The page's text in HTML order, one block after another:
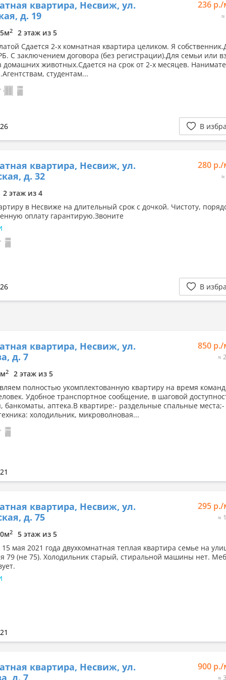
квартира, Несвиж, ул.
д. 19
236
2
2 этаж из 5
Сдается 2-х комнатная квартира целиком. Я
С заключением договора (без регистрации).Для семьи или
домашних животных.Сдается на срок от 2-х месяцев.
студентам...
В
квартира, Несвиж, ул.
д. 32
280
2 этаж из 4
в Несвиже на длительный срок с дочкой. Чистоту,
оплату гарантирую.Звоните
В
квартира, Несвиж, ул.
д. 7
850
≈
2
2 этаж из 5
полностью укомплектованную квартиру на время
Удобное транспортное сообщение, в шаговой
банкоматы, аптека.В квартире:- раздельные спальные места;-
холодильник, микроволновая...
квартира, Несвиж, ул.
д. 75
295
≈
2
5 этаж из 5
15 мая 2021 года двухкомнатная теплая квартира семье на
79 (не 75). Холодильник старый, стиральной машины нет.
квартира, Несвиж, ул.
д. 7
900
≈